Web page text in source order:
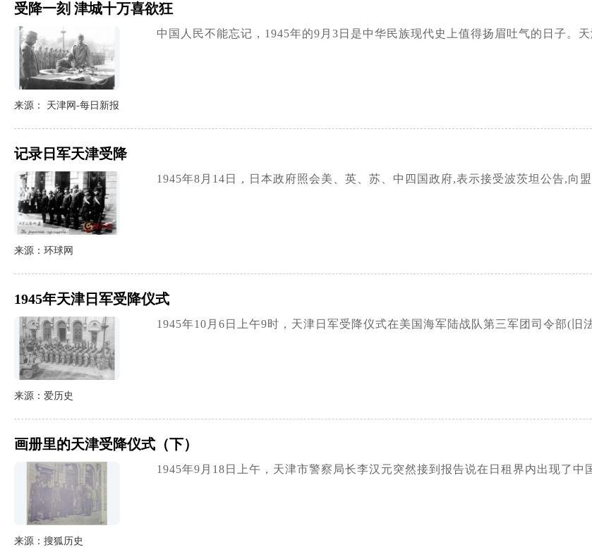
受降一刻 津城十万喜欲狂
中国人民不能忘记，1945年的9月3日是中华民族现代史上值得扬眉吐气的日子。
来源： 天津网-每日新报
记录日军天津受降
1945年8月14日，日本政府照会美、英、苏、中四国政府,表示接受波茨坦公告,向
来源：环球网
1945年天津日军受降仪式
1945年10月6日上午9时，天津日军受降仪式在美国海军陆战队第三军团司令部(
来源：爱历史
画册里的天津受降仪式（下）
1945年9月18日上午，天津市警察局长李汉元突然接到报告说在日租界内出现了
来源：搜狐历史